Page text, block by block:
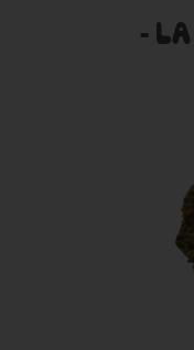
-